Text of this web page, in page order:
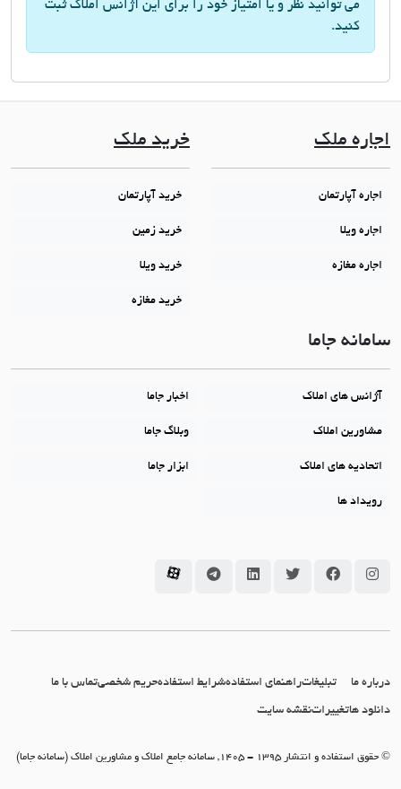
می توانید نظر و یا امتیاز خود را برای این آژانس املاک ثبت
کنید.
اجاره ملک
اجاره آپارتمان
اجاره ویلا
اجاره مغازه
خرید ملک
خرید آپارتمان
خرید زمین
خرید ویلا
خرید مغازه
سامانه جاما
آژانس های املاک اخبار جاما
مشاورین املاک وبلاگ جاما
اتحادیه های املاک ابزار جاما
رویداد ها
سامانه جاما در اینستاگرام
سامانه جاما در فیسبوک
سامانه جاما در توئیتر
سامانه جاما در لینکداین
سامانه جاما در تلگرام
سامانه جاما در آپارات
درباره ما تبلیغاتراهنمای استفادهشرایط استفادهحریم شخصیتماس با ما
دانلود هاتغییراتنقشه سایت
© حقوق استفاده و انتشار 1395 - 1405, سامانه جامع املاک و مشاورین املاک (سامانه جاما)